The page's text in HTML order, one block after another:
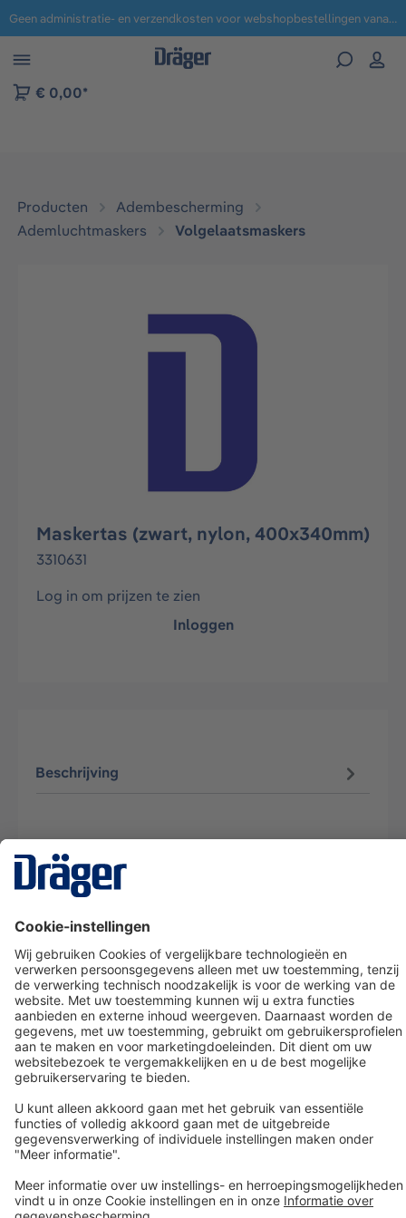
naar navigatie B2B-platform Geen administratie- en verzendkosten voor webshopbestellingen vanaf € 100,-.
€ 0,00*
Producten
Adembescherming
Ademluchtmaskers
Volgelaatsmaskers​
Afbeeldingengalerij overslaan
Maskertas (zwart, nylon, 400x340mm)
3310631
Log in om prijzen te zien
Inloggen
Beschrijving
Dräger klantenservice
Over Dräger
Bestellen in onze webshop
Community